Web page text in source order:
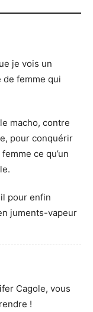
je vois un
de femme qui
macho, contre
pour conquérir
ce qu’un
pour enfin
juments-vapeur
Cagole, vous
!